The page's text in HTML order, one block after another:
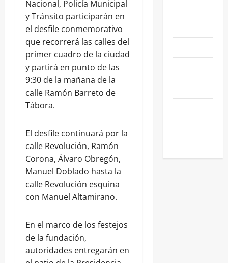
Nacional, Policía Municipal
y Tránsito participarán en
el desfile conmemorativo
que recorrerá las calles del
primer cuadro de la ciudad
y partirá en punto de las
9:30 de la mañana de la
calle Ramón Barreto de
Tábora.
El desfile continuará por la
calle Revolución, Ramón
Corona, Álvaro Obregón,
Manuel Doblado hasta la
calle Revolución esquina
con Manuel Altamirano.
En el marco de los festejos
de la fundación,
autoridades entregarán en